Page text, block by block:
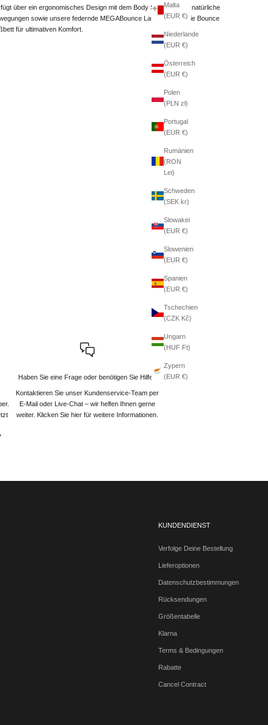
Malta
(EUR €)
Niederlande
(EUR €)
Österreich
(EUR €)
Polen
(PLN zł)
Portugal
(EUR €)
Rumänien
(RON
Lei)
Schweden
(SEK kr)
Slowakei
(EUR €)
Slowenien
(EUR €)
Spanien
(EUR €)
Tschechien
(CZK Kč)
Ungarn
(HUF Ft)
Zypern
(EUR €)
über ein ergonomisches Design mit dem Body Shoe Flex für natürliche
sowie unsere federnde MEGABounce Laufsohle und die Bounce
für ultimativen Komfort.
Haben Sie eine Frage oder benötigen Sie Hilfe?
Kontaktieren Sie unser Kundenservice-Team per
E-Mail oder Live-Chat – wir helfen Ihnen gerne
weiter. Klicken Sie hier für weitere Informationen.
KUNDENDIENST
Verfolge Deine Bestellung
Lieferoptionen
Datenschutzbestimmungen
Rücksendungen
Größentabelle
Klarna
Terms & Bedingungen
Rabatte
Cancel Contract